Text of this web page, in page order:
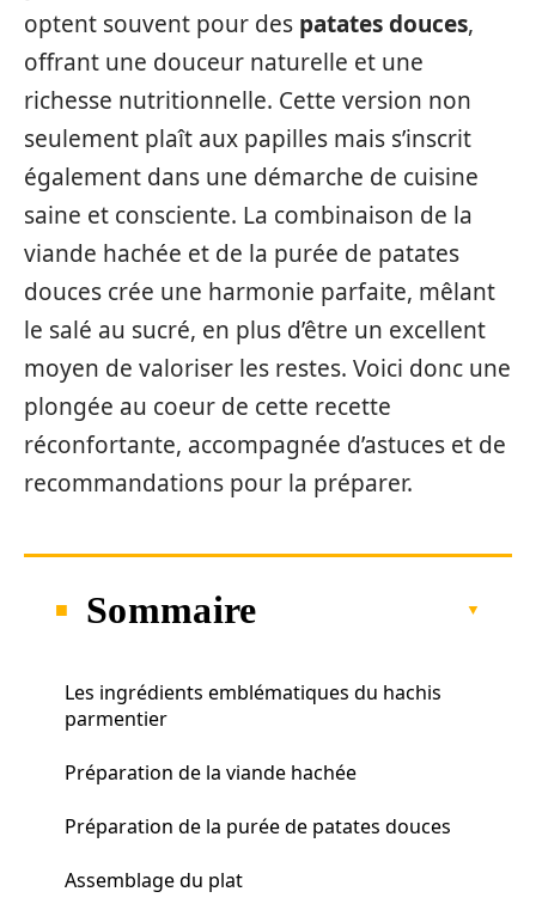
optent souvent pour des patates douces,
offrant une douceur naturelle et une
richesse nutritionnelle. Cette version non
seulement plaît aux papilles mais s’inscrit
également dans une démarche de cuisine
saine et consciente. La combinaison de la
viande hachée et de la purée de patates
douces crée une harmonie parfaite, mêlant
le salé au sucré, en plus d’être un excellent
moyen de valoriser les restes. Voici donc une
plongée au coeur de cette recette
réconfortante, accompagnée d’astuces et de
recommandations pour la préparer.
Sommaire
Les ingrédients emblématiques du hachis
parmentier
Préparation de la viande hachée
Préparation de la purée de patates douces
Assemblage du plat